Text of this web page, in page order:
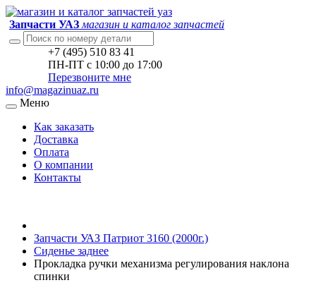
Запчасти УАЗ магазин и каталог запчастей
+7 (495) 510 83 41
ПН-ПТ с 10:00 до 17:00
Перезвоните мне
info@magazinuaz.ru
Меню
Как заказать
Доставка
Оплата
О компании
Контакты
Запчасти УАЗ Патриот 3160 (2000г.)
Сиденье заднее
Прокладка ручки механизма регулирования наклона
спинки